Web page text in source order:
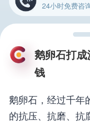
24小时免费咨
鹅卵石打
钱
鹅卵石，经过千年
的抗压、抗磨、抗